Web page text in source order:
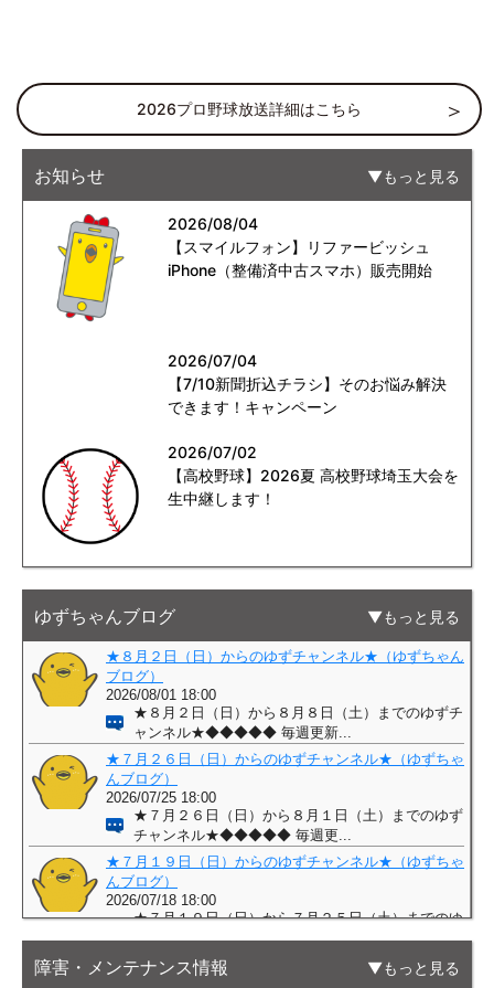
2026プロ野球放送詳細はこちら
お知らせ もっと見る
2026/08/04
【スマイルフォン】リファービッシュ
iPhone（整備済中古スマホ）販売開始
2026/07/04
【7/10新聞折込チラシ】そのお悩み解決
できます！キャンペーン
2026/07/02
【高校野球】2026夏 高校野球埼玉大会を
生中継します！
ゆずちゃんブログ もっと見る
障害・メンテナンス情報 もっと見る